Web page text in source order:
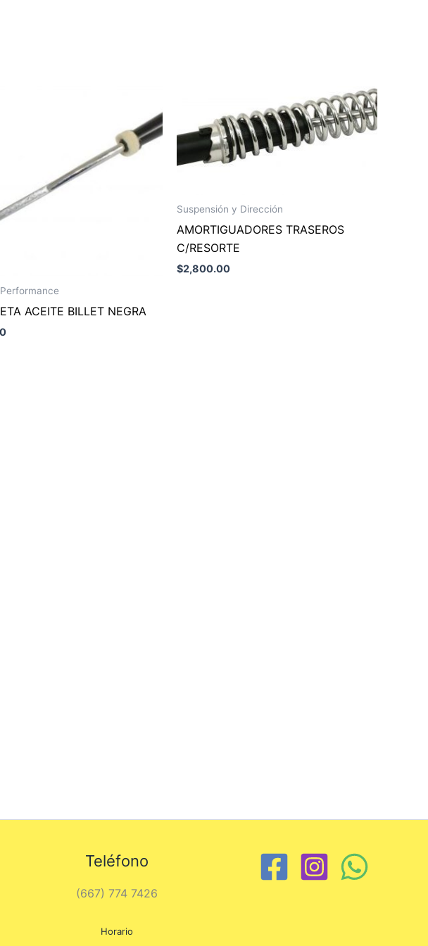
ACEITE BILLET NEGRA
Suspensión y Dirección
AMORTIGUADORES TRASEROS
C/RESORTE
$2,800.00
Teléfono
(667) 774 7426
Horario